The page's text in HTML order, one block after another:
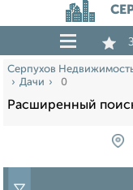
Серпухов
Дачи
0
Расширенный